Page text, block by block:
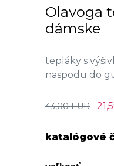
Olavoga
dámske
tepláky s
naspodu do
43,00 EUR
katalógové